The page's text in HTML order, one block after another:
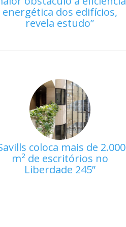
energética dos edifícios,
revela estudo
coloca mais de 2.000
m² de escritórios no
Liberdade 245